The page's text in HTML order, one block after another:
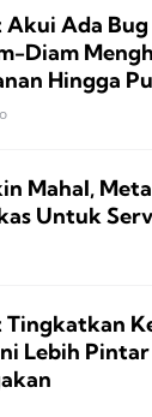
Ada Bug
Diam
Hingga
Mahal,
Untuk
Lebih